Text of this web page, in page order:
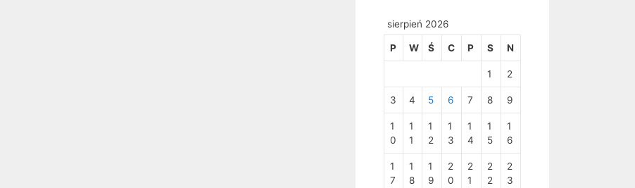
sierpień 2026
P W Ś C P S N
1 2
3 4 5 6 7 8 9
1
0
1
1
1
2
1
3
1
4
1
5
1
6
1
7
1
8
1
9
2
0
2
1
2
2
2
3